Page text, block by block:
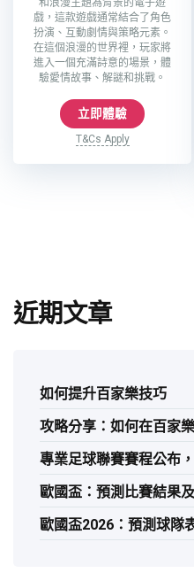
戲，這款遊戲通常結合了角色
扮演、互動劇情與策略元素。
在這個浪漫的世界裡，玩家將
進入一個充滿詩意的場景，體
驗愛情故事、解謎和挑戰。
立即體驗
T&Cs Apply
近期文章
如何提升百家樂技巧
攻略分享：如何在百家
專業足球聯賽賽程公布
歐國盃：預測比賽結果
歐國盃2026：預測球隊